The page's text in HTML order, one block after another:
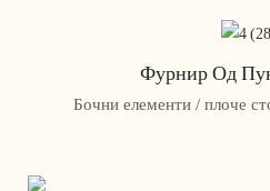
Фурнир Од
Бочни елементи / плоче